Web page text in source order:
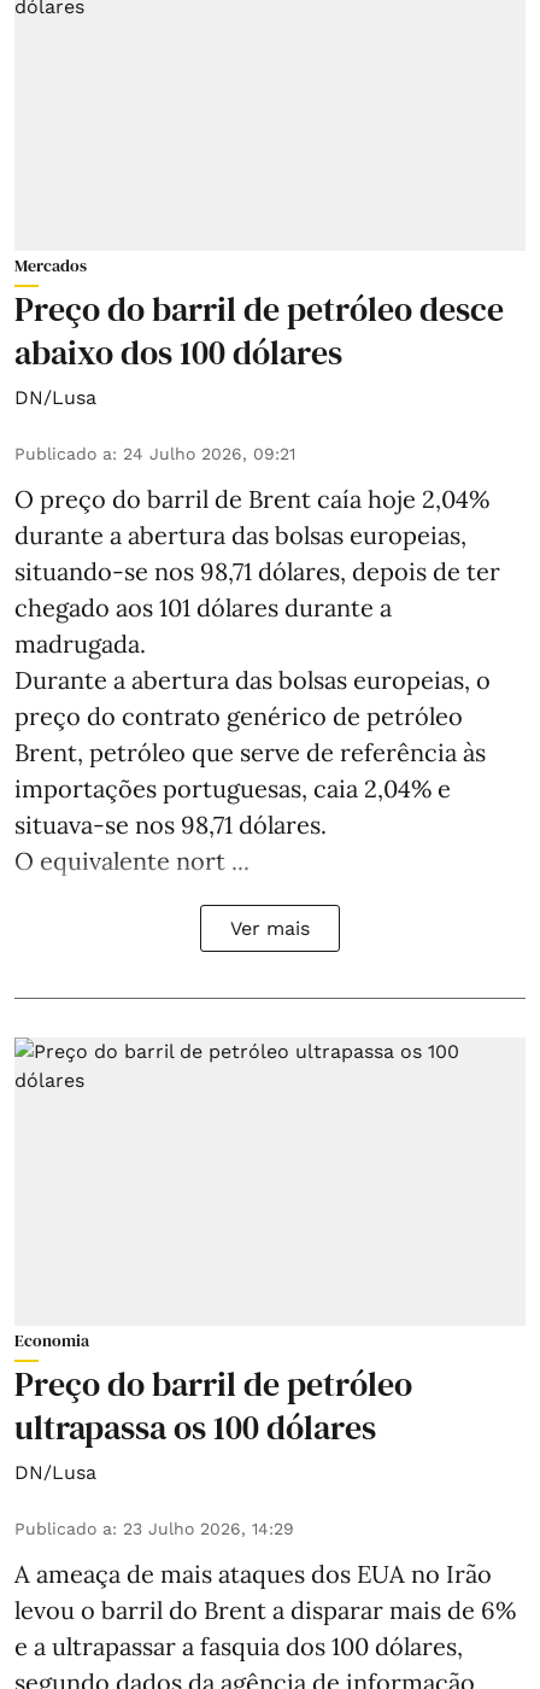
Mercados
Preço do barril de petróleo desce
abaixo dos 100 dólares
DN/Lusa
Publicado a: 24 Julho 2026, 09:21
O preço do barril de Brent caía hoje 2,04%
durante a abertura das bolsas europeias,
situando-se nos 98,71 dólares, depois de ter
chegado aos 101 dólares durante a
madrugada.
Durante a abertura das bolsas europeias, o
preço do contrato genérico de petróleo
Brent, petróleo que serve de referência às
importações portuguesas, caia 2,04% e
situava-se nos 98,71 dólares.
O equivalente nort ...
Ver mais
Economia
Preço do barril de petróleo
ultrapassa os 100 dólares
DN/Lusa
Publicado a: 23 Julho 2026, 14:29
A ameaça de mais ataques dos EUA no Irão
levou o barril do Brent a disparar mais de 6%
e a ultrapassar a fasquia dos 100 dólares,
segundo dados da agência de informação